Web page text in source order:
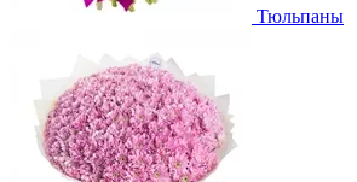
Тюльпаны